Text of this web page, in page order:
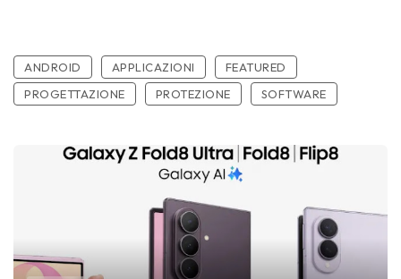
ANDROID APPLICAZIONI
FEATURED
PROGETTAZIONE
PROTEZIONE SOFTWARE